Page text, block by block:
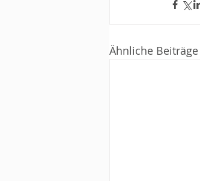
Ähnliche Beiträge